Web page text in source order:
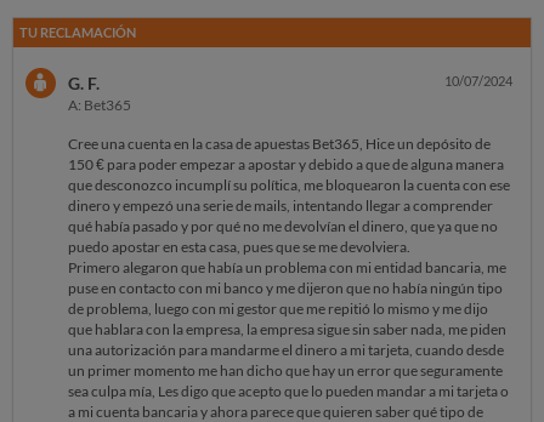
TU RECLAMACIÓN
G. F.
A: Bet365
10/07/2024
Cree una cuenta en la casa de apuestas Bet365, Hice un depósito de
150 € para poder empezar a apostar y debido a que de alguna manera
que desconozco incumplí su política, me bloquearon la cuenta con ese
dinero y empezó una serie de mails, intentando llegar a comprender
qué había pasado y por qué no me devolvían el dinero, que ya que no
puedo apostar en esta casa, pues que se me devolviera.
Primero alegaron que había un problema con mi entidad bancaria, me
puse en contacto con mi banco y me dijeron que no había ningún tipo
de problema, luego con mi gestor que me repitió lo mismo y me dijo
que hablara con la empresa, la empresa sigue sin saber nada, me piden
una autorización para mandarme el dinero a mi tarjeta, cuando desde
un primer momento me han dicho que hay un error que seguramente
sea culpa mía, Les digo que acepto que lo pueden mandar a mi tarjeta o
a mi cuenta bancaria y ahora parece que quieren saber qué tipo de